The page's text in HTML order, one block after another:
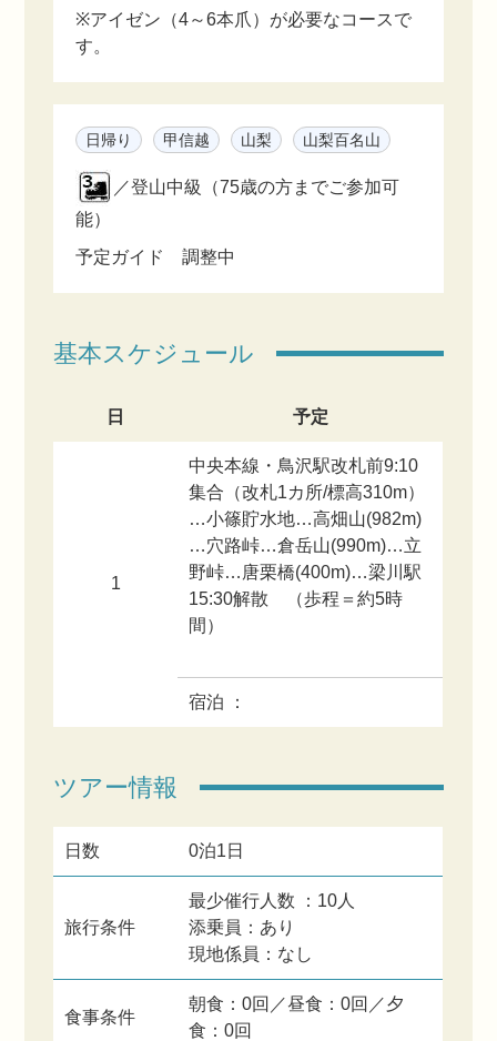
※アイゼン（4～6本爪）が必要なコースで
す。
日帰り 甲信越 山梨 山梨百名山
／登山中級（75歳の方までご参加可
能）
予定ガイド 調整中
基本スケジュール
日 予定
1
中央本線・鳥沢駅改札前9:10
集合（改札1カ所/標高310m）
…小篠貯水地…高畑山(982m)
…穴路峠…倉岳山(990m)…立
野峠…唐栗橋(400m)…梁川駅
15:30解散 （歩程＝約5時
間）
宿泊 ：
ツアー情報
日数 0泊1日
旅行条件
最少催行人数 ：10人
添乗員：あり
現地係員：なし
食事条件
朝食：0回／昼食：0回／夕
食：0回